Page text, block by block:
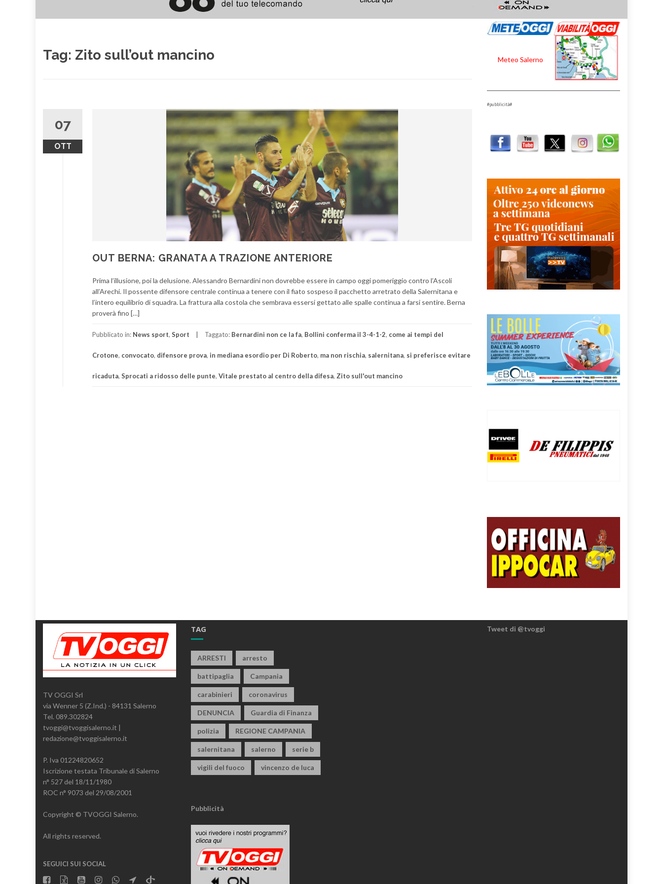
Tag: Zito sull’out mancino
07
OTT
OUT BERNA: GRANATA A TRAZIONE ANTERIORE
Prima l’illusione, poi la delusione. Alessandro Bernardini non dovrebbe essere in campo oggi pomeriggio contro l’Ascoli
all’Arechi. Il possente difensore centrale continua a tenere con il fiato sospeso il pacchetto arretrato della Salernitana e
l’intero equilibrio di squadra. La frattura alla costola che sembrava essersi gettato alle spalle continua a farsi sentire. Berna
proverà fino […]
Pubblicato in: News sport, Sport Taggato: Bernardini non ce la fa, Bollini conferma il 3-4-1-2, come ai tempi del
Crotone, convocato, difensore prova, in mediana esordio per Di Roberto, ma non rischia, salernitana, si preferisce evitare
ricaduta, Sprocati a ridosso delle punte, Vitale prestato al centro della difesa, Zito sull'out mancino
Meteo Salerno
#pubblicità#
TV OGGI Srl
via Wenner 5 (Z.Ind.) - 84131 Salerno
Tel. 089.302824
tvoggi@tvoggisalerno.it |
redazione@tvoggisalerno.it
P. Iva 01224820652
Iscrizione testata Tribunale di Salerno
n° 527 del 18/11/1980
ROC n° 9073 del 29/08/2001
Copyright © TVOGGI Salerno.
All rights reserved.
SEGUICI SUI SOCIAL
TAG
ARRESTI arresto
battipaglia Campania
carabinieri coronavirus
DENUNCIA Guardia di Finanza
polizia REGIONE CAMPANIA
salernitana salerno serie b
vigili del fuoco vincenzo de luca
Pubblicità
Tweet di @tvoggi